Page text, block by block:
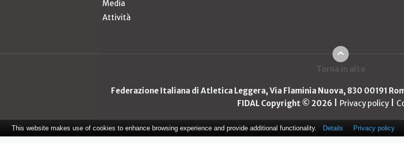
Media
Attività
Torna in alto
Federazione Italiana di Atletica Leggera, Via Flaminia Nuova, 830 00191
FIDAL Copyright © 2026
Privacy policy
This website makes use of cookies to enhance browsing experience and provide additional functionality. Details Privacy policy